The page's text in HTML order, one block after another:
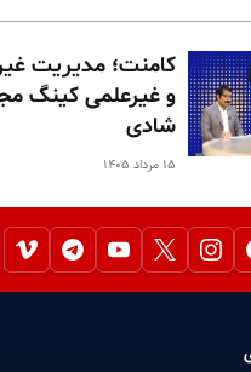
کامنت؛ مدیریت
و غیرعلمی کینگ
شادی
۱۵ مرداد ۱۴۰۵